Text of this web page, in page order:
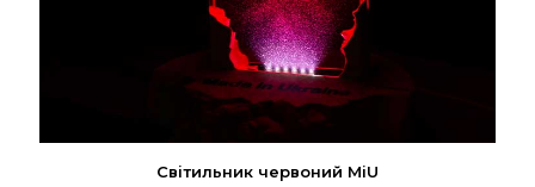
Світильник червоний MiU